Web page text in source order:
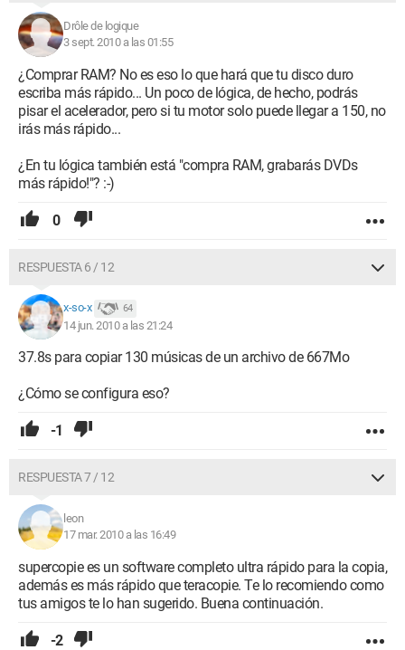
Drôle de logique
3 sept. 2010 a las 01:55
¿Comprar RAM? No es eso lo que hará que tu disco duro
escriba más rápido... Un poco de lógica, de hecho, podrás
pisar el acelerador, pero si tu motor solo puede llegar a 150, no
irás más rápido...
¿En tu lógica también está "compra RAM, grabarás DVDs
más rápido!"? :-)
0
RESPUESTA 6 / 12
x-so-x 64
14 jun. 2010 a las 21:24
37.8s para copiar 130 músicas de un archivo de 667Mo
¿Cómo se configura eso?
-1
RESPUESTA 7 / 12
leon
17 mar. 2010 a las 16:49
supercopie es un software completo ultra rápido para la copia,
además es más rápido que teracopie. Te lo recomiendo como
tus amigos te lo han sugerido. Buena continuación.
-2